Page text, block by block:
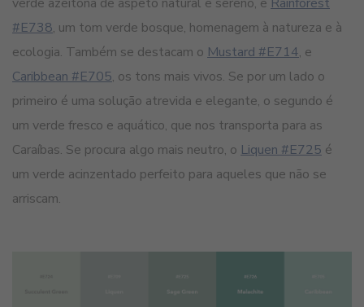
#E738, um tom verde bosque, homenagem à natureza e à
ecologia. Também se destacam o Mustard #E714, e
Caribbean #E705, os tons mais vivos. Se por um lado o
primeiro é uma solução atrevida e elegante, o segundo é
um verde fresco e aquático, que nos transporta para as
Caraíbas. Se procura algo mais neutro, o Liquen #E725 é
um verde acinzentado perfeito para aqueles que não se
arriscam.